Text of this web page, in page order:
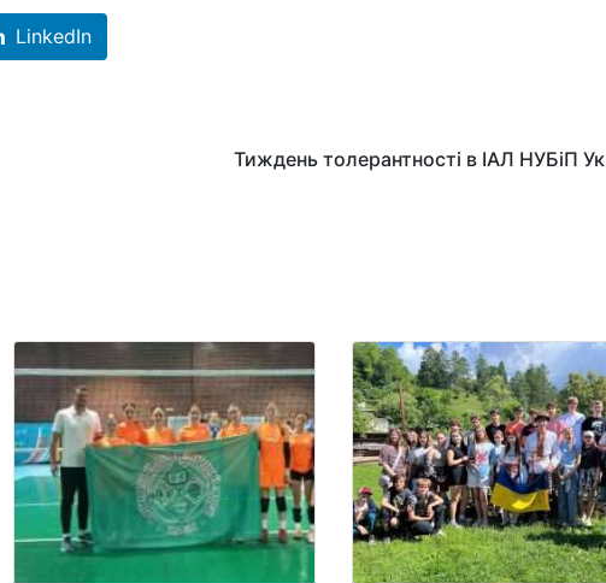
LinkedIn
Тиждень толерантності в ІАЛ НУБіП